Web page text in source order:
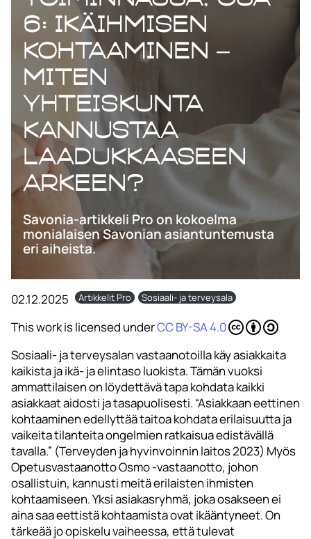
6: Ikäihmisen
kohtaaminen –
Miten
yhteiskunta
kannustaa
laadukkaaseen
arkeen?
Savonia-artikkeli Pro on kokoelma
monialaisen Savonian asiantuntemusta
eri aiheista.
02.12.2025 Artikkelit Pro Sosiaali- ja terveysala
This work is licensed underCC BY-SA 4.0
Sosiaali- ja terveysalan vastaanotoilla käy asiakkaita
kaikista ja ikä- ja elintaso luokista. Tämän vuoksi
ammattilaisen on löydettävä tapa kohdata kaikki
asiakkaat aidosti ja tasapuolisesti. “Asiakkaan eettinen
kohtaaminen edellyttää taitoa kohdata erilaisuutta ja
vaikeita tilanteita ongelmien ratkaisua edistävällä
tavalla.” (Terveyden ja hyvinvoinnin laitos 2023) Myös
Opetusvastaanotto Osmo -vastaanotto, johon
osallistuin, kannusti meitä erilaisten ihmisten
kohtaamiseen. Yksi asiakasryhmä, joka osakseen ei
aina saa eettistä kohtaamista ovat ikääntyneet. On
tärkeää jo opiskelu vaiheessa, että tulevat